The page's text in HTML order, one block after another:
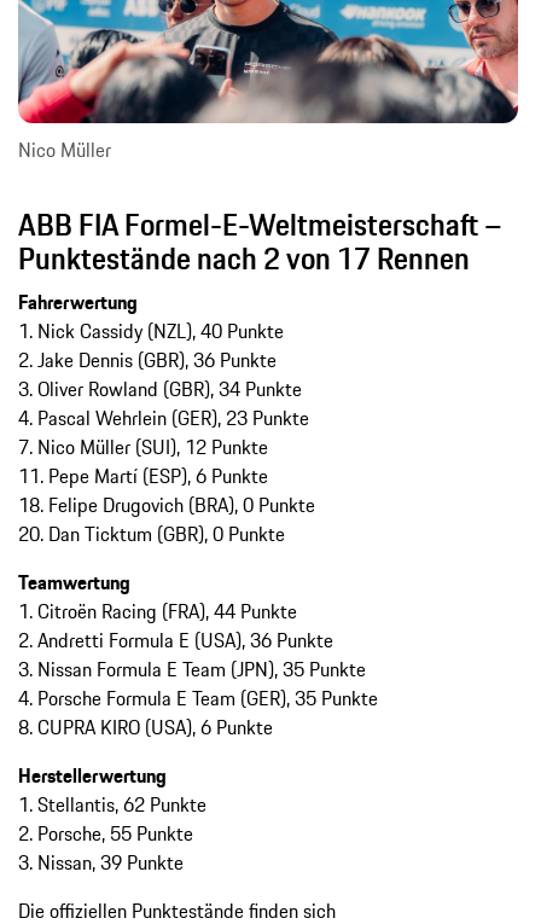
Nico Müller
ABB FIA Formel-E-Weltmeisterschaft –
Punktestände nach 2 von 17 Rennen
Fahrerwertung
1. Nick Cassidy (NZL), 40 Punkte
2. Jake Dennis (GBR), 36 Punkte
3. Oliver Rowland (GBR), 34 Punkte
4. Pascal Wehrlein (GER), 23 Punkte
7. Nico Müller (SUI), 12 Punkte
11. Pepe Martí (ESP), 6 Punkte
18. Felipe Drugovich (BRA), 0 Punkte
20. Dan Ticktum (GBR), 0 Punkte
Teamwertung
1. Citroën Racing (FRA), 44 Punkte
2. Andretti Formula E (USA), 36 Punkte
3. Nissan Formula E Team (JPN), 35 Punkte
4. Porsche Formula E Team (GER), 35 Punkte
8. CUPRA KIRO (USA), 6 Punkte
Herstellerwertung
1. Stellantis, 62 Punkte
2. Porsche, 55 Punkte
3. Nissan, 39 Punkte
Die offiziellen Punktestände finden sich